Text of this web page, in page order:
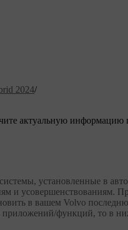
2024/
актуальную информацию
установленные в
и усовершенствованиям.
в вашем Volvo
функций, то в